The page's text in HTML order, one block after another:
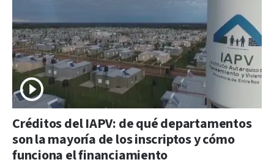
Créditos del IAPV: de qué departamentos
son la mayoría de los inscriptos y cómo
funciona el financiamiento